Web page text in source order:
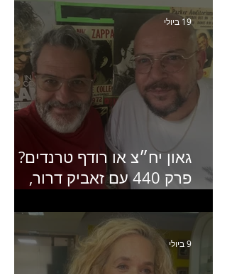
גאון יח״צ או רודף טרנדים?
פרק 440 עם זאביק דרור,
ותקשורת
19 ביולי
9 ביולי